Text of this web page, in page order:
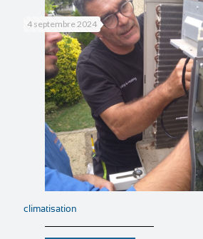
4 septembre 2024
climatisation